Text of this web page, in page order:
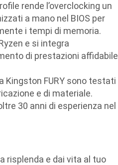
rende l’overclocking un
a mano nel BIOS per
i tempi di memoria.
e si integra
di prestazioni affidabile
Kingston FURY sono testati
e di materiale.
30 anni di esperienza nel
risplenda e dai vita al tuo